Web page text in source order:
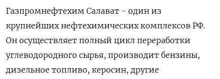
Газпромнефтехим Салават - один из
крупнейших нефтехимических комплексов РФ.
Он осуществляет полный цикл переработки
углеводородного сырья, производит бензины,
дизельное топливо, керосин, другие